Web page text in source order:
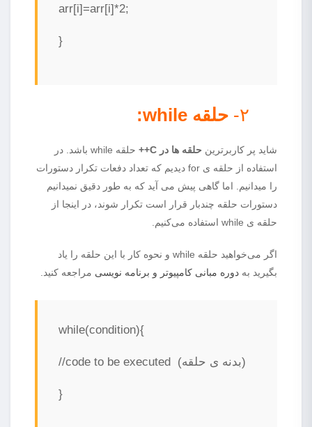
arr[i]=arr[i]*2;
}
۲- حلقه while
:
شاید پر کاربرترین حلقه‌ ها در C++
حلقه while باشد. در
استفاده از حلقه ی for دیدیم که تعداد دفعات تکرار دستورات
را میدانیم. اما گاهی پیش می آید که به طور دقیق نمیدانیم
دستورات حلقه چندبار قرار است تکرار شوند، در اینجا از
حلقه ی while استفاده می‌کنیم.
اگر می‌خواهید حلقه while و نحوه کار با این حلقه را یاد
بگیرید به دوره مبانی کامپیوتر و برنامه نویسی مراجعه کنید.
while(condition){
//code to be executed (بدنه ی حلقه)
}